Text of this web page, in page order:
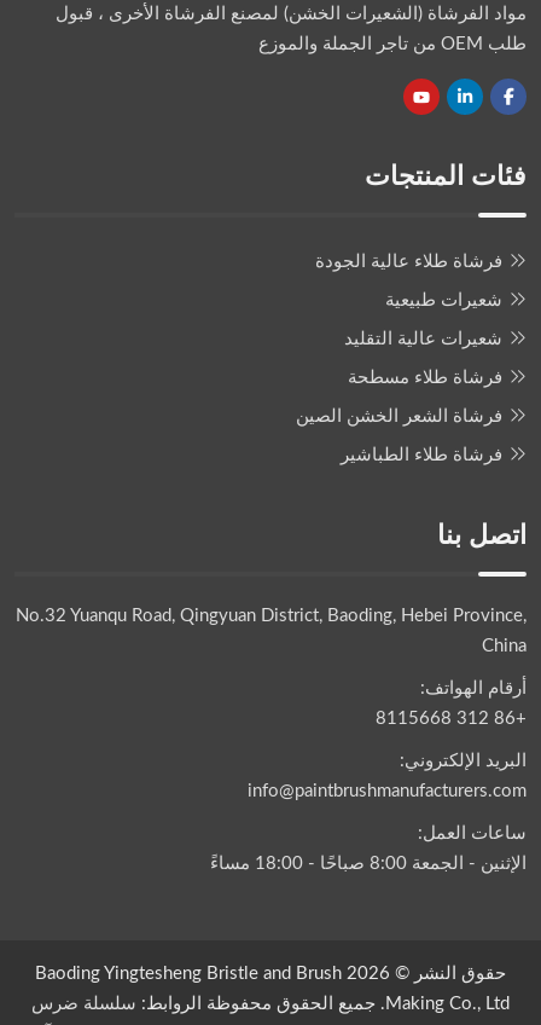
مواد الفرشاة (الشعيرات الخشن) لمصنع الفرشاة الأخرى ، قبول
طلب OEM من تاجر الجملة والموزع
فئات المنتجات
فرشاة طلاء عالية الجودة
شعيرات طبيعية
شعيرات عالية التقليد
فرشاة طلاء مسطحة
فرشاة الشعر الخشن الصين
فرشاة طلاء الطباشير
اتصل بنا
No.32 Yuanqu Road, Qingyuan District, Baoding, Hebei Province,
China
أرقام الهواتف:
+86 312 8115668
البريد الإلكتروني:
info@paintbrushmanufacturers.com
ساعات العمل:
الإثنين - الجمعة 8:00 صباحًا - 18:00 مساءً
حقوق النشر © 2026 Baoding Yingtesheng Bristle and Brush
Making Co., Ltd. جميع الحقوق محفوظة الروابط:
سلسلة ضرس